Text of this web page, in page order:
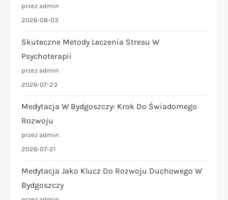
p
i
s
u
przez admin
2026-08-03
Skuteczne Metody Leczenia Stresu W
Psychoterapii
przez admin
2026-07-23
Medytacja W Bydgoszczy: Krok Do Świadomego
Rozwoju
przez admin
2026-07-21
Medytacja Jako Klucz Do Rozwoju Duchowego W
Bydgoszczy